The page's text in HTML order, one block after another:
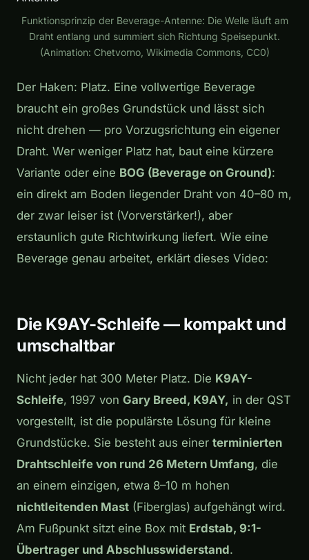
Funktionsprinzip der Beverage-Antenne: Die Welle läuft am
Draht entlang und summiert sich Richtung Speisepunkt.
(Animation: Chetvorno, Wikimedia Commons, CC0)
Der Haken: Platz. Eine vollwertige Beverage
braucht ein großes Grundstück und lässt sich
nicht drehen — pro Vorzugsrichtung ein eigener
Draht. Wer weniger Platz hat, baut eine kürzere
Variante oder eine BOG (Beverage on Ground):
ein direkt am Boden liegender Draht von 40–80 m,
der zwar leiser ist (Vorverstärker!), aber
erstaunlich gute Richtwirkung liefert. Wie eine
Beverage genau arbeitet, erklärt dieses Video:
Die K9AY-Schleife — kompakt und
umschaltbar
Nicht jeder hat 300 Meter Platz. Die K9AY-
Schleife, 1997 von Gary Breed, K9AY, in der QST
vorgestellt, ist die populärste Lösung für kleine
Grundstücke. Sie besteht aus einer terminierten
Drahtschleife von rund 26 Metern Umfang, die
an einem einzigen, etwa 8–10 m hohen
nichtleitenden Mast (Fiberglas) aufgehängt wird.
Am Fußpunkt sitzt eine Box mit Erdstab, 9:1-
Übertrager und Abschlusswiderstand.